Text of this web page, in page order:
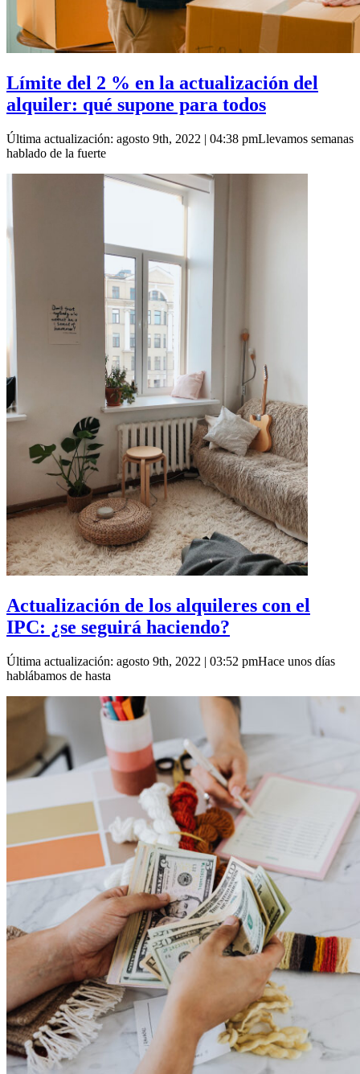
Límite del 2 % en la actualización del
alquiler: qué supone para todos
Última actualización: agosto 9th, 2022 | 04:38 pmLlevamos semanas
hablado de la fuerte
Actualización de los alquileres con el
IPC: ¿se seguirá haciendo?
Última actualización: agosto 9th, 2022 | 03:52 pmHace unos días
hablábamos de hasta